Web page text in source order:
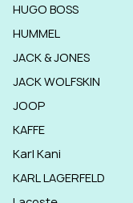
HUGO BOSS
HUMMEL
JACK & JONES
JACK WOLFSKIN
JOOP
KAFFE
Karl Kani
KARL LAGERFELD